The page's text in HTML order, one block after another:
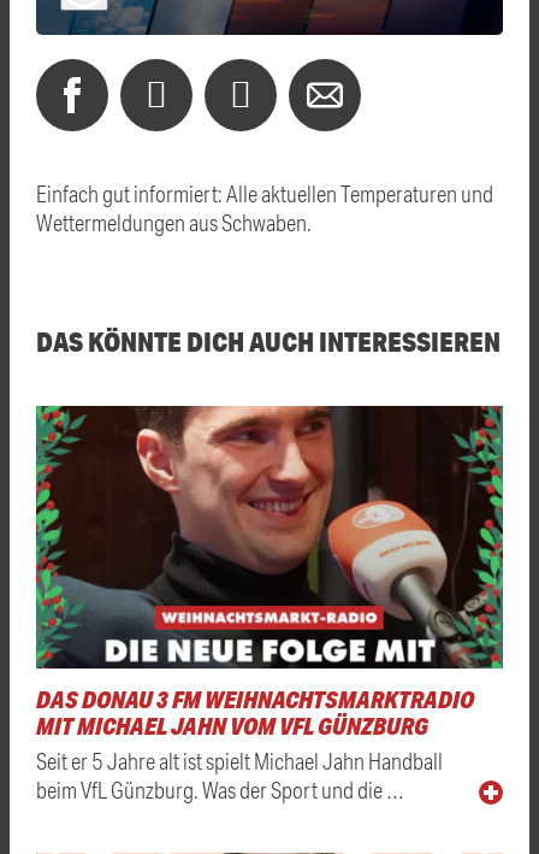
Einfach gut informiert: Alle aktuellen Temperaturen und
Wettermeldungen aus Schwaben.
DAS KÖNNTE DICH AUCH INTERESSIEREN
DAS DONAU 3 FM WEIHNACHTSMARKTRADIO
MIT MICHAEL JAHN VOM VFL GÜNZBURG
Seit er 5 Jahre alt ist spielt Michael Jahn Handball
beim VfL Günzburg. Was der Sport und die …